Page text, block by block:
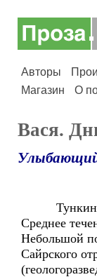
Авторы
Магазин
О
Вася.
Среднее
Небольшой
Сайрского